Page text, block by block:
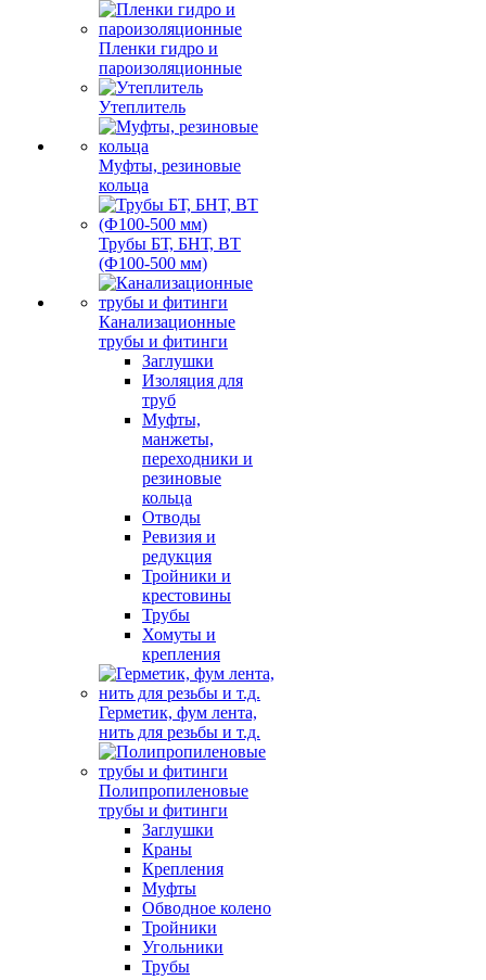
Пленки гидро и
пароизоляционные
Утеплитель
Муфты, резиновые
кольца
Трубы БТ, БНТ, ВТ
(Ф100-500 мм)
Канализационные
трубы и фитинги
Заглушки
Изоляция для
труб
Муфты,
манжеты,
переходники и
резиновые
кольца
Отводы
Ревизия и
редукция
Тройники и
крестовины
Трубы
Хомуты и
крепления
Герметик, фум лента,
нить для резьбы и т.д.
Полипропиленовые
трубы и фитинги
Заглушки
Краны
Крепления
Муфты
Обводное колено
Тройники
Угольники
Трубы